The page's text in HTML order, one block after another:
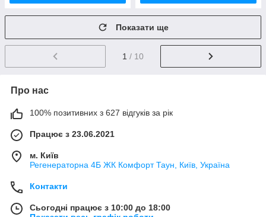
Показати ще
1 / 10
Про нас
100% позитивних з 627 відгуків за рік
Працює з 23.06.2021
м. Київ
Регенераторна 4Б ЖК Комфорт Таун, Київ, Україна
Контакти
Сьогодні працює з 10:00 до 18:00